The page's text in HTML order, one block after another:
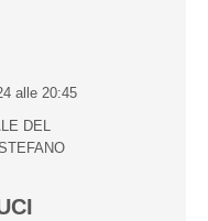
alle 20:45
DEL